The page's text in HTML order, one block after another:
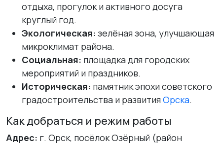
отдыха, прогулок и активного досуга
круглый год.
Экологическая: зелёная зона, улучшающая
микроклимат района.
Социальная: площадка для городских
мероприятий и праздников.
Историческая: памятник эпохи советского
градостроительства и развитияОрска.
Как добраться и режим работы
Адрес: г. Орск, посёлок Озёрный (район